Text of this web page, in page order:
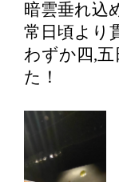
暗雲垂れ込
常日頃より
わずか四,
た！